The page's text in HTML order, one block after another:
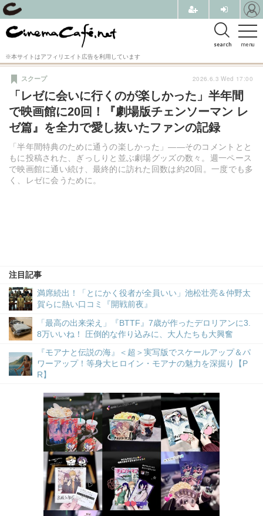
menu
search
※本サイトはアフィリエイト広告を利用しています
「レゼに会いに行くのが楽しかった」半年間
で映画館に20回！『劇場版チェンソーマン レ
ゼ篇』を全力で愛し抜いたファンの記録
「半年間特典のために通うの楽しかった」――そのコメントとと
もに投稿された、ぎっしりと並ぶ劇場グッズの数々。週一ペース
で映画館に通い続け、最終的に訪れた回数は約20回。一度でも多
く、レゼに会うために。
スクープ
注目記事
満席続出！「とにかく役者が全員いい」池松壮亮＆仲野太
賀らに熱い口コミ『開戦前夜』
「最高の出来栄え」『BTTF』7歳が作ったデロリアンに3.
8万いいね！ 圧倒的な作り込みに、大人たちも大興奮
『モアナと伝説の海』＜超＞実写版でスケールアップ＆パ
ワーアップ！等身大ヒロイン・モアナの魅力を深掘り【P
R】
2026.6.3 Wed 17:00